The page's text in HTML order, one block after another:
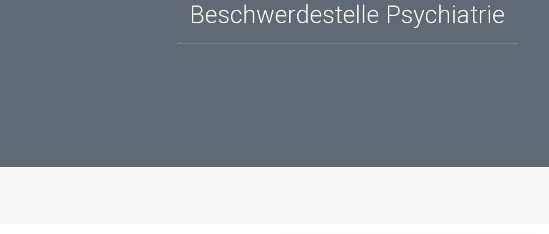
Beschwerdestelle Psychiatrie